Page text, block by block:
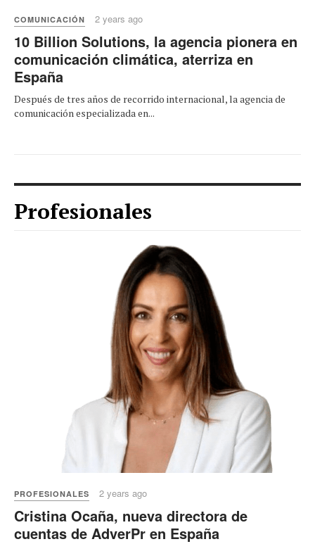
COMUNICACIÓN 2 years ago
10 Billion Solutions, la agencia pionera en
comunicación climática, aterriza en
España
Después de tres años de recorrido internacional, la agencia de
comunicación especializada en...
Profesionales
PROFESIONALES 2 years ago
Cristina Ocaña, nueva directora de
cuentas de AdverPr en España